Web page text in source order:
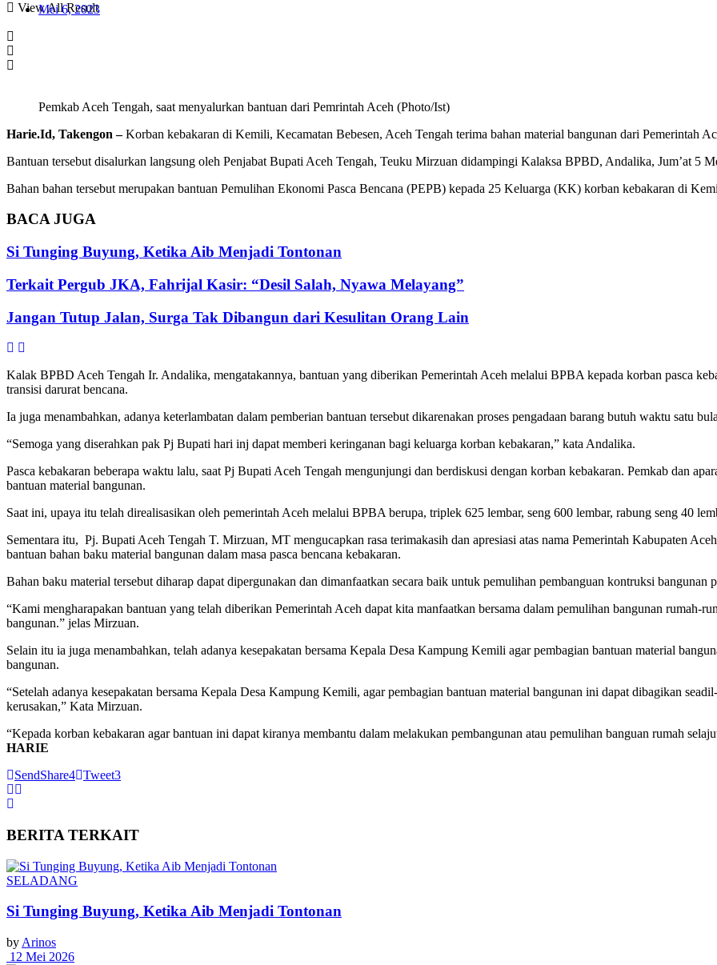
View All Result
Mei 6, 2023
Pemkab Aceh Tengah, saat menyalurkan bantuan dari Pemrintah Aceh (Photo/Ist)
Harie.Id, Takengon –Korban kebakaran di Kemili, Kecamatan Bebesen, Aceh Tengah terima bahan material bangunan dari Pemerintah
Bantuan tersebut disalurkan langsung oleh Penjabat Bupati Aceh Tengah, Teuku Mirzuan didampingi Kalaksa BPBD, Andalika, Jum’at 5
Bahan bahan tersebut merupakan bantuan Pemulihan Ekonomi Pasca Bencana (PEPB) kepada 25 Keluarga (KK) korban kebakaran di
BACAJUGA
Si Tunging Buyung, Ketika Aib Menjadi Tontonan
Terkait Pergub JKA, Fahrijal Kasir: “Desil Salah, Nyawa Melayang”
Jangan Tutup Jalan, Surga Tak Dibangun dari Kesulitan Orang Lain
Kalak BPBD Aceh Tengah Ir. Andalika, mengatakannya, bantuan yang diberikan Pemerintah Aceh melalui BPBA kepada korban pasca
transisi darurat bencana.
Ia juga menambahkan, adanya keterlambatan dalam pemberian bantuan tersebut dikarenakan proses pengadaan barang butuh waktu satu
“Semoga yang diserahkan pak Pj Bupati hari inj dapat memberi keringanan bagi keluarga korban kebakaran,” kata Andalika.
Pasca kebakaran beberapa waktu lalu, saat Pj Bupati Aceh Tengah mengunjungi dan berdiskusi dengan korban kebakaran. Pemkab dan
bantuan material bangunan.
Saat ini, upaya itu telah direalisasikan oleh pemerintah Aceh melalui BPBA berupa, triplek 625 lembar, seng 600 lembar, rabung seng 40
Sementara itu, Pj. Bupati Aceh Tengah T. Mirzuan, MT mengucapkan rasa terimakasih dan apresiasi atas nama Pemerintah Kabupaten
bantuan bahan baku material bangunan dalam masa pasca bencana kebakaran.
Bahan baku material tersebut diharap dapat dipergunakan dan dimanfaatkan secara baik untuk pemulihan pembanguan kontruksi bangunan
“Kami mengharapakan bantuan yang telah diberikan Pemerintah Aceh dapat kita manfaatkan bersama dalam pemulihan bangunan rumah-
bangunan.” jelas Mirzuan.
Selain itu ia juga menambahkan, telah adanya kesepakatan bersama Kepala Desa Kampung Kemili agar pembagian bantuan material
bangunan.
“Setelah adanya kesepakatan bersama Kepala Desa Kampung Kemili, agar pembagian bantuan material bangunan ini dapat dibagikan
kerusakan,” Kata Mirzuan.
“Kepada korban kebakaran agar bantuan ini dapat kiranya membantu dalam melakukan pembangunan atau pemulihan banguan rumah
HARIE
SendShare4 Tweet3
BERITA TERKAIT
SELADANG
Si Tunging Buyung, Ketika Aib Menjadi Tontonan
by Arinos
12 Mei 2026